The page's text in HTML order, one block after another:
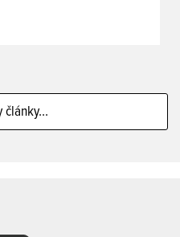
články...